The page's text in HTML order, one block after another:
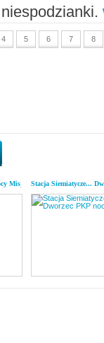
4 5 6 7 8
MisjomStacja Siemiatycze...